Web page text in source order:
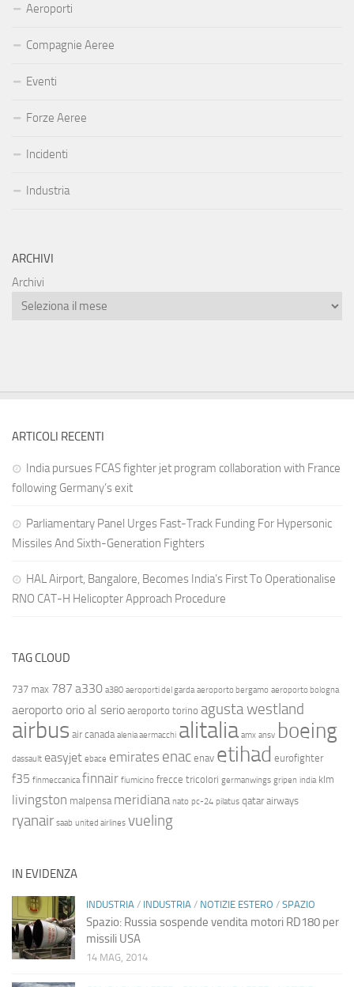
Aeroporti
Compagnie Aeree
Eventi
Forze Aeree
Incidenti
Industria
ARCHIVI
Archivi
ARTICOLI RECENTI
India pursues FCAS fighter jet program collaboration with France
following Germany’s exit
Parliamentary Panel Urges Fast-Track Funding For Hypersonic
Missiles And Sixth-Generation Fighters
HAL Airport, Bangalore, Becomes India’s First To Operationalise
RNO CAT-H Helicopter Approach Procedure
TAG CLOUD
737 max 787 a330 a380 aeroporti del garda aeroporto bergamo aeroporto bologna
aeroporto orio al serio aeroporto torino agusta westland
airbus air canada alenia aermacchi alitalia amx ansv boeing
dassault easyjet ebace emirates enac enav etihad eurofighter
f35 finmeccanica finnair fiumicino frecce tricolori germanwings gripen india klm
livingston malpensa meridiana nato pc-24 pilatus qatar airways
ryanair saab united airlines vueling
IN EVIDENZA
INDUSTRIA / INDUSTRIA / NOTIZIE ESTERO / SPAZIO
Spazio: Russia sospende vendita motori RD180 per
missili USA
14 MAG, 2014